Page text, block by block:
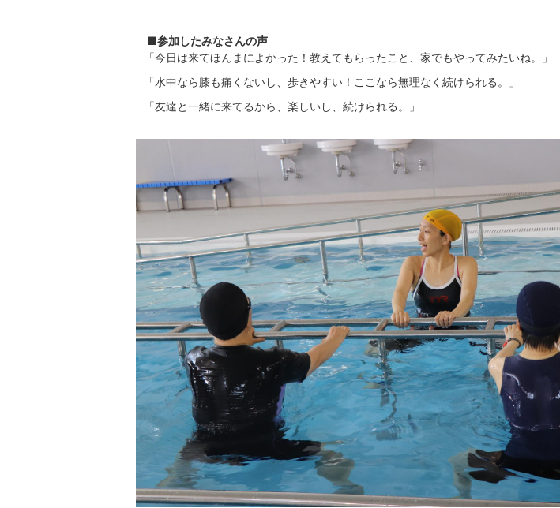
■参加したみなさんの声
「今日は来てほんまによかった！教えてもらったこと、家でもやってみたいね。」
「水中なら膝も痛くないし、歩きやすい！ここなら無理なく続けられる。」
「友達と一緒に来てるから、楽しいし、続けられる。」